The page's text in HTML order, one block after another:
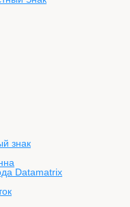
знак
Datamatrix